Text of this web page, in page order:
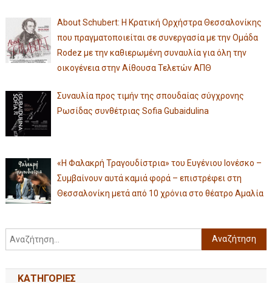
About Schubert: Η Κρατική Ορχήστρα Θεσσαλονίκης
που πραγματοποιείται σε συνεργασία με την Ομάδα
Rodez με την καθιερωμένη συναυλία για όλη την
οικογένεια στην Αίθουσα Τελετών ΑΠΘ
Συναυλία προς τιμήν της σπουδαίας σύγχρονης
Ρωσίδας συνθέτριας Sofia Gubaidulina
«Η Φαλακρή Τραγουδίστρια» του Ευγένιου Ιονέσκο –
Συμβαίνουν αυτά καμιά φορά – επιστρέφει στη
Θεσσαλονίκη μετά από 10 χρόνια στο θέατρο Αμαλία
KΑΤΗΓΟΡΊΕΣ